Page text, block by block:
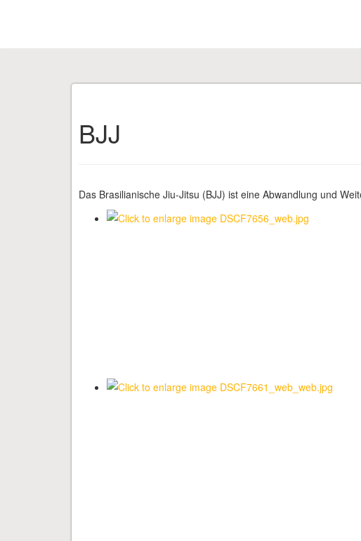
BJJ
Das Brasilianische Jiu-Jitsu (BJJ) ist eine Abwandlung und